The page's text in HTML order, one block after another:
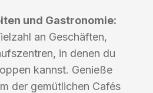
und Gastronomie:
an Geschäften,
in denen du
kannst. Genieße
der gemütlichen Cafés